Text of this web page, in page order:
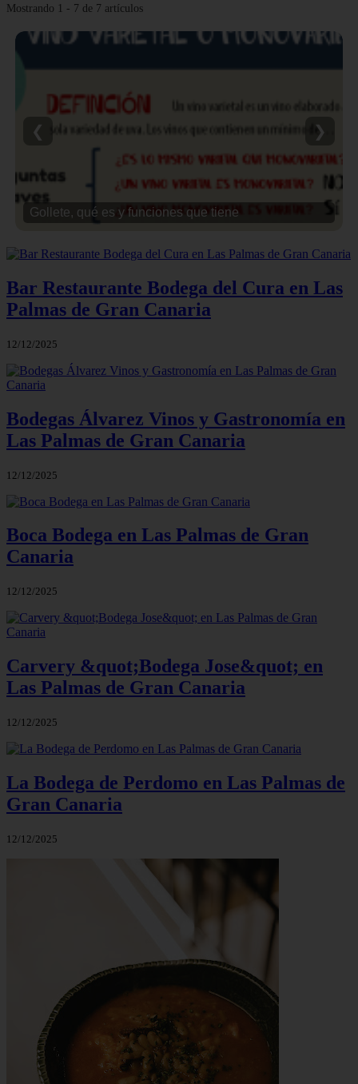
Mostrando 1 - 7 de 7 artículos
Gollete, qué es y funciones que tiene
❮ ❯
Bar Restaurante Bodega del Cura en Las
Palmas de Gran Canaria
12/12/2025
Bodegas Álvarez Vinos y Gastronomía en
Las Palmas de Gran Canaria
12/12/2025
Boca Bodega en Las Palmas de Gran
Canaria
12/12/2025
Carvery &quot;Bodega Jose&quot; en
Las Palmas de Gran Canaria
12/12/2025
La Bodega de Perdomo en Las Palmas de
Gran Canaria
12/12/2025